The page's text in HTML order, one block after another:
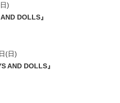
)
DOLLS』
(日)
AND DOLLS』